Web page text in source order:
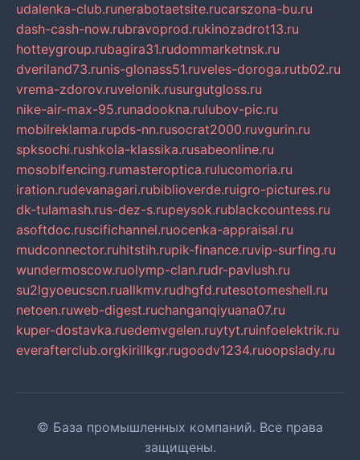
udalenka-club.runerabotaetsite.rucarszona-bu.ru
dash-cash-now.rubravoprod.rukinozadrot13.ru
hotteygroup.rubagira31.rudommarketnsk.ru
dveriland73.runis-glonass51.ruveles-doroga.rutb02.ru
vrema-zdorov.ruvelonik.rusurgutgloss.ru
nike-air-max-95.runadookna.rulubov-pic.ru
mobilreklama.rupds-nn.rusocrat2000.ruvgurin.ru
spksochi.rushkola-klassika.rusabeonline.ru
mosoblfencing.rumasteroptica.rulucomoria.ru
iration.rudevanagari.rubiblioverde.ruigro-pictures.ru
dk-tulamash.rus-dez-s.rupeysok.rublackcountess.ru
asoftdoc.ruscifichannel.ruocenka-appraisal.ru
mudconnector.ruhitstih.rupik-finance.ruvip-surfing.ru
wundermoscow.ruolymp-clan.rudr-pavlush.ru
su2lgyoeucscn.ruallkmv.rudhgfd.rutesotomeshell.ru
netoen.ruweb-digest.ruchanganqiyuana07.ru
kuper-dostavka.ruedemvgelen.ruytyt.ruinfoelektrik.ru
everafterclub.orgkirillkgr.rugoodv1234.ruoopslady.ru
© База промышленных компаний. Все права
защищены.